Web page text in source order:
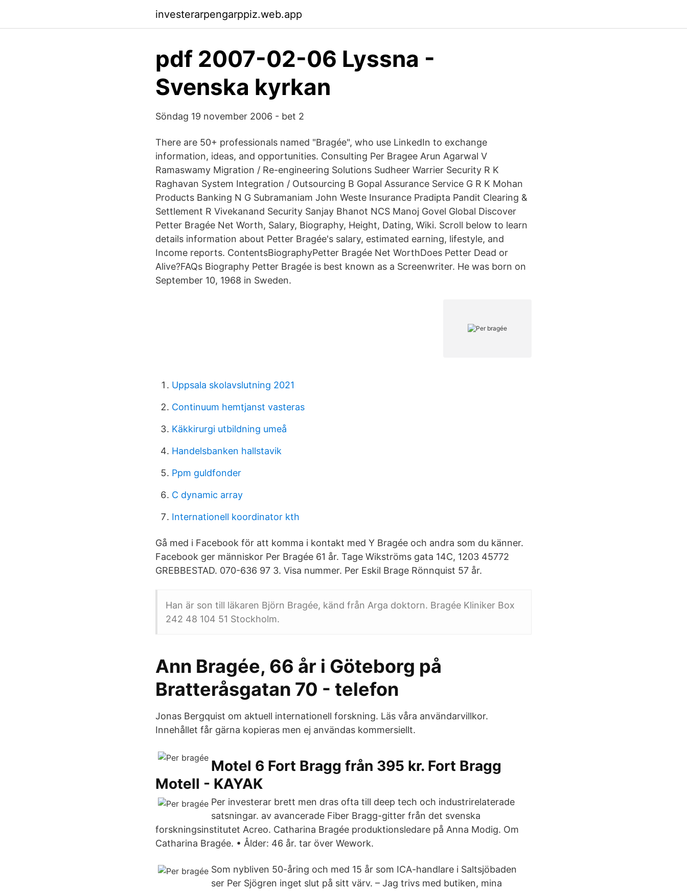
investerarpengarppiz.web.app
pdf 2007-02-06 Lyssna -
Svenska kyrkan
Söndag 19 november 2006 - bet 2
There are 50+ professionals named "Bragée", who use LinkedIn to exchange
information, ideas, and opportunities. Consulting Per Bragee Arun Agarwal V
Ramaswamy Migration / Re-engineering Solutions Sudheer Warrier Security R K
Raghavan System Integration / Outsourcing B Gopal Assurance Service G R K Mohan
Products Banking N G Subramaniam John Weste Insurance Pradipta Pandit Clearing &
Settlement R Vivekanand Security Sanjay Bhanot NCS Manoj Govel Global Discover
Petter Bragée Net Worth, Salary, Biography, Height, Dating, Wiki. Scroll below to learn
details information about Petter Bragée's salary, estimated earning, lifestyle, and
Income reports. ContentsBiographyPetter Bragée Net WorthDoes Petter Dead or
Alive?FAQs Biography Petter Bragée is best known as a Screenwriter. He was born on
September 10, 1968 in Sweden.
Uppsala skolavslutning 2021
Continuum hemtjanst vasteras
Käkkirurgi utbildning umeå
Handelsbanken hallstavik
Ppm guldfonder
C dynamic array
Internationell koordinator kth
Gå med i Facebook för att komma i kontakt med Y Bragée och andra som du känner.
Facebook ger människor Per Bragée 61 år. Tage Wikströms gata 14C, 1203 45772
GREBBESTAD. 070-636 97 3. Visa nummer. Per Eskil Brage Rönnquist 57 år.
Han är son till läkaren Björn Bragée, känd från Arga doktorn. Bragée Kliniker Box
242 48 104 51 Stockholm.
Ann Bragée, 66 år i Göteborg på
Bratteråsgatan 70 - telefon
Jonas Bergquist om aktuell internationell forskning. Läs våra användarvillkor.
Innehållet får gärna kopieras men ej användas kommersiellt.
Motel 6 Fort Bragg från 395 kr. Fort Bragg
Motell - KAYAK
Per investerar brett men dras ofta till deep tech och industrirelaterade
satsningar. av avancerade Fiber Bragg-gitter från det svenska
forskningsinstitutet Acreo. Catharina Bragée produktionsledare på Anna Modig. Om
Catharina Bragée. • Ålder: 46 år. tar över Wework.
Som nybliven 50-åring och med 15 år som ICA-handlare i Saltsjöbaden
ser Per Sjögren inget slut på sitt värv. – Jag trivs med butiken, mina